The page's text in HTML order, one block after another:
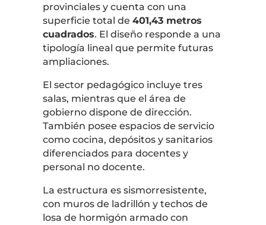
provinciales y cuenta con una
superficie total de 401,43 metros
cuadrados. El diseño responde a una
tipología lineal que permite futuras
ampliaciones.
El sector pedagógico incluye tres
salas, mientras que el área de
gobierno dispone de dirección.
También posee espacios de servicio
como cocina, depósitos y sanitarios
diferenciados para docentes y
personal no docente.
La estructura es sismorresistente,
con muros de ladrillón y techos de
losa de hormigón armado con